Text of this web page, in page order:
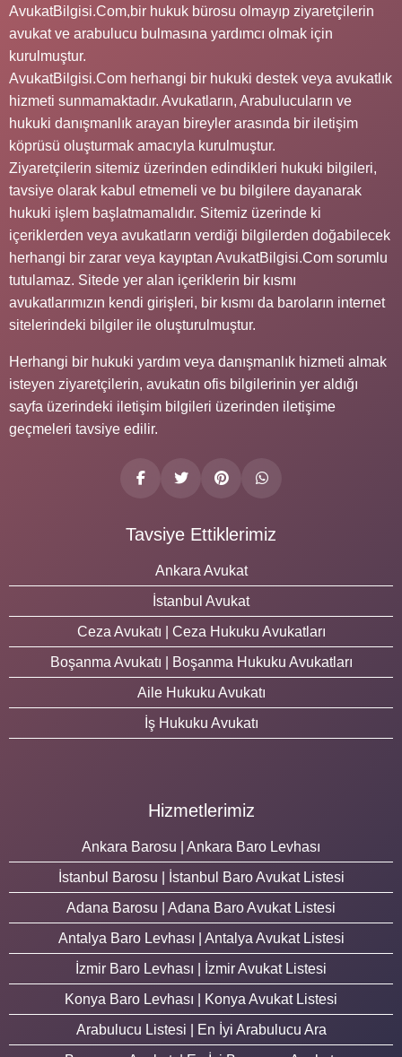
AvukatBilgisi.Com,bir hukuk bürosu olmayıp ziyaretçilerin
avukat ve arabulucu bulmasına yardımcı olmak için
kurulmuştur.
AvukatBilgisi.Com herhangi bir hukuki destek veya avukatlık
hizmeti sunmamaktadır. Avukatların, Arabulucuların ve
hukuki danışmanlık arayan bireyler arasında bir iletişim
köprüsü oluşturmak amacıyla kurulmuştur.
Ziyaretçilerin sitemiz üzerinden edindikleri hukuki bilgileri,
tavsiye olarak kabul etmemeli ve bu bilgilere dayanarak
hukuki işlem başlatmamalıdır. Sitemiz üzerinde ki
içeriklerden veya avukatların verdiği bilgilerden doğabilecek
herhangi bir zarar veya kayıptan AvukatBilgisi.Com sorumlu
tutulamaz. Sitede yer alan içeriklerin bir kısmı
avukatlarımızın kendi girişleri, bir kısmı da baroların internet
sitelerindeki bilgiler ile oluşturulmuştur.
Herhangi bir hukuki yardım veya danışmanlık hizmeti almak
isteyen ziyaretçilerin, avukatın ofis bilgilerinin yer aldığı
sayfa üzerindeki iletişim bilgileri üzerinden iletişime
geçmeleri tavsiye edilir.
Tavsiye Ettiklerimiz
Ankara Avukat
İstanbul Avukat
Ceza Avukatı | Ceza Hukuku Avukatları
Boşanma Avukatı | Boşanma Hukuku Avukatları
Aile Hukuku Avukatı
İş Hukuku Avukatı
Hizmetlerimiz
Ankara Barosu | Ankara Baro Levhası
İstanbul Barosu | İstanbul Baro Avukat Listesi
Adana Barosu | Adana Baro Avukat Listesi
Antalya Baro Levhası | Antalya Avukat Listesi
İzmir Baro Levhası | İzmir Avukat Listesi
Konya Baro Levhası | Konya Avukat Listesi
Arabulucu Listesi | En İyi Arabulucu Ara